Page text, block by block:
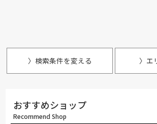
〉検索条件を変える 〉エ
おすすめショップ
Recommend Shop